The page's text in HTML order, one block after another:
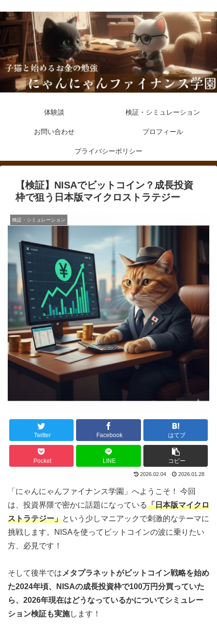
体験談 検証・シミュレーション
お問い合わせ プロフィール
プライバシーポリシー
【検証】NISAでビットコイン？成長投資
枠で狙う日本版マイクロストラテジー
検証・シミュレーション
Twitter Facebook はてブ
Pocket LINE コピー
2026.02.04 2026.01.28
「にゃんにゃんファイナンス学園」へようこそ！ 今回
は、投資界隈で密かに話題になっている「日本版マイクロ
ストラテジー」という少しマニアックで刺激的なテーマに
挑戦します。NISAを使ってビットコインの波に乗りたい
方、必見です！
そして後半では メタプラネットがビットコイン戦略を始め
た2024年頃、NISAの成長投資枠で100万円分買っていた
ら、2026年現在はどうなっているかについてシミュレー
ション検証も実施します！